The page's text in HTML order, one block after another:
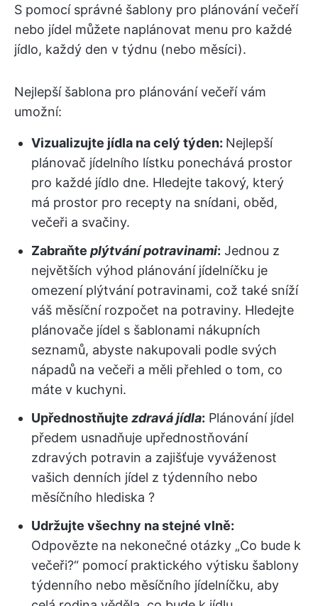
S pomocí správné šablony pro plánování večeří
nebo jídel můžete naplánovat menu pro každé
jídlo, každý den v týdnu (nebo měsíci).
Nejlepší šablona pro plánování večeří vám
umožní:
Vizualizujte jídla na celý týden: Nejlepší
plánovač jídelního lístku ponechává prostor
pro každé jídlo dne. Hledejte takový, který
má prostor pro recepty na snídani, oběd,
večeři a svačiny.
Zabraňte plýtvání potravinami: Jednou z
největších výhod plánování jídelníčku je
omezení plýtvání potravinami, což také sníží
váš měsíční rozpočet na potraviny. Hledejte
plánovače jídel s šablonami nákupních
seznamů, abyste nakupovali podle svých
nápadů na večeři a měli přehled o tom, co
máte v kuchyni.
Upřednostňujte zdravá jídla: Plánování jídel
předem usnadňuje upřednostňování
zdravých potravin a zajišťuje vyváženost
vašich denních jídel z týdenního nebo
měsíčního hlediska ?
Udržujte všechny na stejné vlně:
Odpovězte na nekonečné otázky „Co bude k
večeři?“ pomocí praktického výtisku šablony
týdenního nebo měsíčního jídelníčku, aby